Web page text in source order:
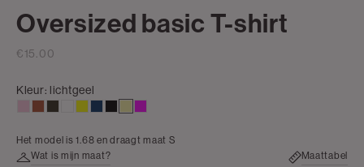
Oversized basic T-shirt
€15.00
Kleur: lichtgeel
donker
Het model is 1.68 en draagt maat S
Wat is mijn maat?
Maattabel